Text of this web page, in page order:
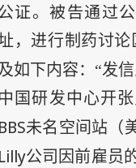
证。被告通过
，进行制药讨
如下内容：“发信
国研发中心开
未名空间站（
公司因前雇员